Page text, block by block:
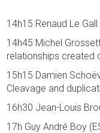
14h15 Renaud Le
14h45 Michel
relationships created
15h15 Damien
Cleavage and
16h30 Jean-Louis
17h Guy André Boy